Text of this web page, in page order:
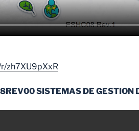
zh7XU9pXxR
SISTEMAS DE GESTION